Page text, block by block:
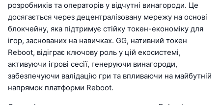
розробників та операторів у відчутні винагороди. Це
досягається через децентралізовану мережу на основі
блокчейну, яка підтримує стійку токен-економіку для
ігор, заснованих на навичках. GG, нативний токен
Reboot, відіграє ключову роль у цій екосистемі,
активуючи ігрові сесії, генеруючи винагороди,
забезпечуючи валідацію гри та впливаючи на майбутній
напрямок платформи Reboot.